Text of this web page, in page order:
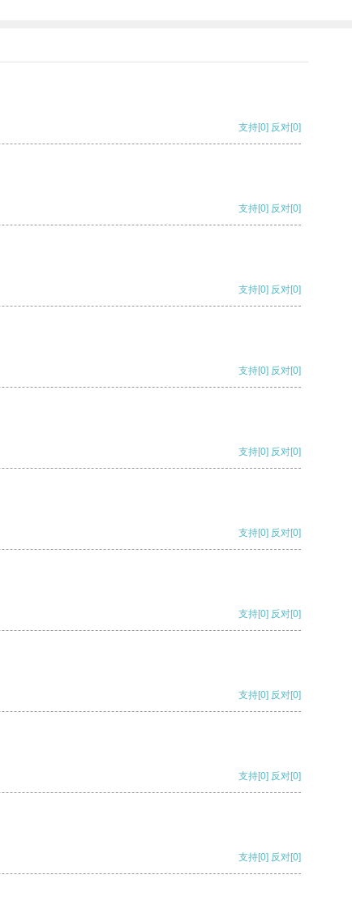
支持[0] 反对[0]
支持[0] 反对[0]
支持[0] 反对[0]
支持[0] 反对[0]
支持[0] 反对[0]
支持[0] 反对[0]
支持[0] 反对[0]
支持[0] 反对[0]
支持[0] 反对[0]
支持[0] 反对[0]